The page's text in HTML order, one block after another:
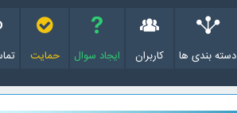
دسته بندی ها کاربران ایجاد سوال حمایت